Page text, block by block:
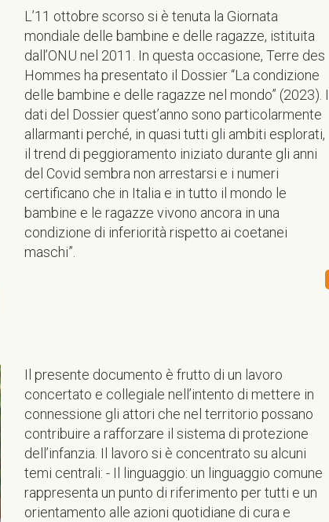
L’11 ottobre scorso si è tenuta la Giornata
mondiale delle bambine e delle ragazze, istituita
dall’ONU nel 2011. In questa occasione, Terre des
Hommes ha presentato il Dossier “La condizione
delle bambine e delle ragazze nel mondo” (2023). I
dati del Dossier quest’anno sono particolarmente
allarmanti perché, in quasi tutti gli ambiti esplorati,
il trend di peggioramento iniziato durante gli anni
del Covid sembra non arrestarsi e i numeri
certificano che in Italia e in tutto il mondo le
bambine e le ragazze vivono ancora in una
condizione di inferiorità rispetto ai coetanei
maschi”.
Il presente documento è frutto di un lavoro
concertato e collegiale nell’intento di mettere in
connessione gli attori che nel territorio possano
contribuire a rafforzare il sistema di protezione
dell’infanzia. Il lavoro si è concentrato su alcuni
temi centrali: - Il linguaggio: un linguaggio comune
rappresenta un punto di riferimento per tutti e un
orientamento alle azioni quotidiane di cura e